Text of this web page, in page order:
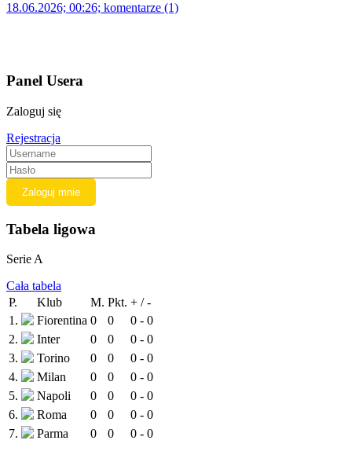
18.06.2026; 00:26; komentarze (1)
Panel Usera
Zaloguj się
Rejestracja
Tabela ligowa
Serie A
Cała tabela
P.
Klub M. Pkt. + / -
1.
Fiorentina 0 0
0 - 0
2.
Inter 0 0
0 - 0
3.
Torino 0 0
0 - 0
4.
Milan 0 0
0 - 0
5.
Napoli 0 0
0 - 0
6.
Roma 0 0
0 - 0
7.
Parma 0 0 0 - 0